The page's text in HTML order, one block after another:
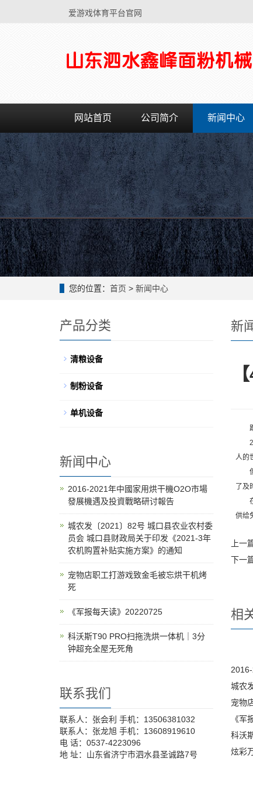
爱游戏体育平台官网
网站首页 公司简介 新闻中心
您的位置： 首页 > 新闻中心
新
跟
人的
但
了
在
供给
上一
下一
相
城农
宠物
《军
科沃
炫彩
产品分类
清粮设备
制粉设备
单机设备
新闻中心
2016-2021年中國家用烘干機O2O市場
發展機遇及投資戰略研讨報告
城农发〔2021〕82号 城口县农业农村委
员会 城口县财政局关于印发《2021-3年
农机购置补贴实施方案》的通知
宠物店职工打游戏致金毛被忘烘干机烤
死
《军报每天读》20220725
科沃斯T90 PRO扫拖洗烘一体机｜3分
钟超充全屋无死角
联系我们
联系人：张会利 手机：13506381032
联系人：张龙旭 手机：13608919610
电 话：0537-4223096
地 址：山东省济宁市泗水县圣诚路7号